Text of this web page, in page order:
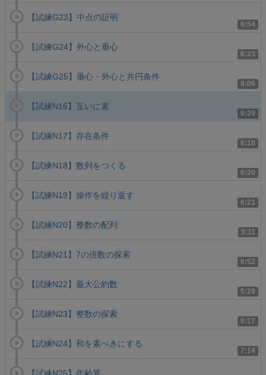
6:54
【試練G23】中点の証明
6:23
【試練G24】外心と垂心
8:06
【試練G25】垂心・外心と共円条件
6:29
【試練N16】互いに素
6:18
【試練N17】存在条件
6:20
【試練N18】数列をつくる
6:21
【試練N19】操作を繰り返す
9:11
【試練N20】整数の配列
6:52
【試練N21】7の倍数の探索
5:29
【試練N22】最大公約数
6:17
【試練N23】整数の探索
7:14
【試練N24】和を素べきにする